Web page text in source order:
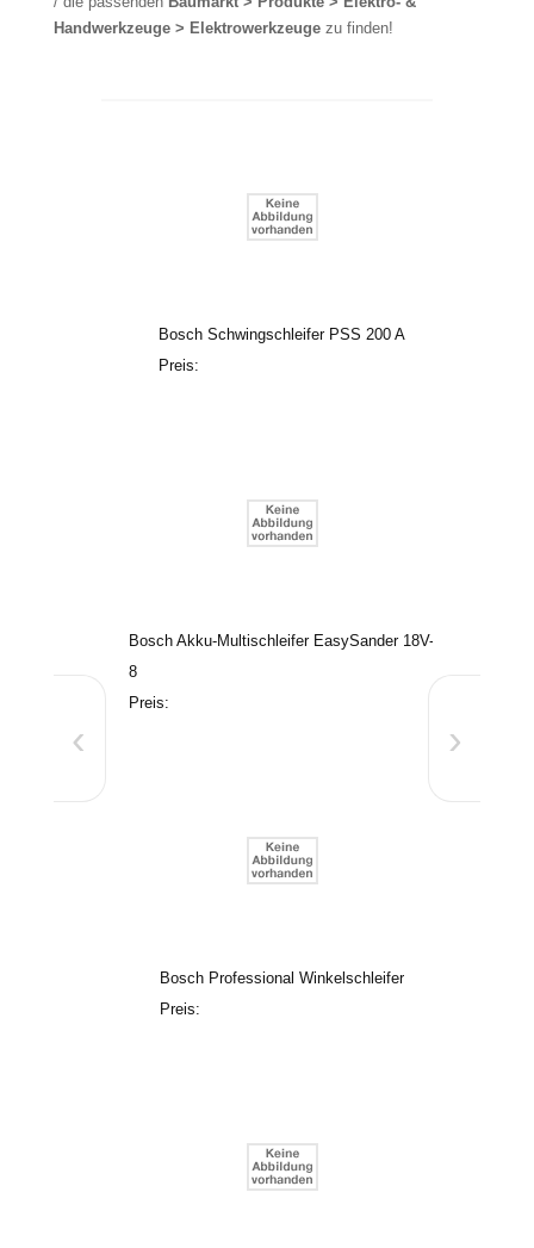
Handwerkzeuge > Elektrowerkzeugezu finden!
Bosch Schwingschleifer PSS 200 A
Preis:
Bosch Akku-Multischleifer EasySander 18V-
8
Preis:
Bosch Professional Winkelschleifer
Preis:
‹ ›